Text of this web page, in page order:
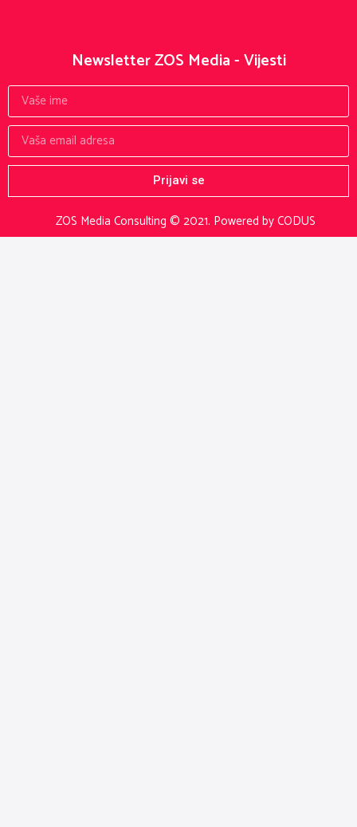
ZOS Media Consulting © 2021. Powered by CODUS
Newsletter ZOS Media - Vijesti
Prijavi se